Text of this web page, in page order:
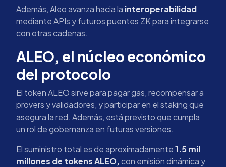
Además, Aleo avanza hacia la interoperabilidad
mediante APIs y futuros puentes ZK para integrarse
con otras cadenas.
ALEO, el núcleo económico
del protocolo
El token ALEO sirve para pagar gas, recompensar a
provers y validadores, y participar en el staking que
asegura la red. Además, está previsto que cumpla
un rol de gobernanza en futuras versiones.
El suministro total es de aproximadamente1.5 mil
millones de tokens ALEO,con emisión dinámica y